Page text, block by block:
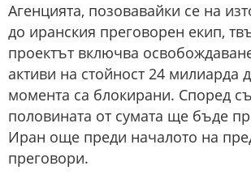
Агенцията, позовавайки се на
до иранския преговорен екип,
проектът включва
активи на стойност 24 милиарда
момента са блокирани. Според
половината от сумата ще бъде
Иран още преди началото на
преговори.